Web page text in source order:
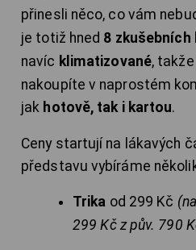
přinesli něco, co vám
je totiž hned 8 zkušebních
navíc klimatizované,
nakoupíte v naprostém
jak hotově, tak i kartou.
Ceny startují na lákavých
představu vybíráme
Trika od 299 Kč
299 Kč z pův. 790